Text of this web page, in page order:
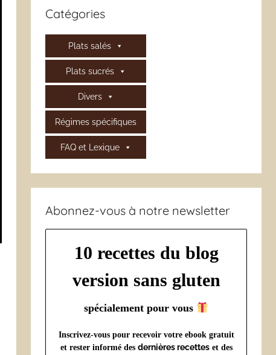
Catégories
Plats salés
Plats sucrés
Divers
Régimes spécifiques
FAQ et Lexique
Abonnez-vous à notre newsletter
10 recettes du blog
version sans gluten
spécialement pour vous
Inscrivez-vous pour recevoir votre ebook gratuit
et rester informé des dernières recettes et des